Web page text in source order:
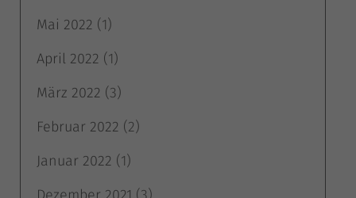
Mai 2022 (1)
April 2022 (1)
März 2022 (3)
Februar 2022 (2)
Januar 2022 (1)